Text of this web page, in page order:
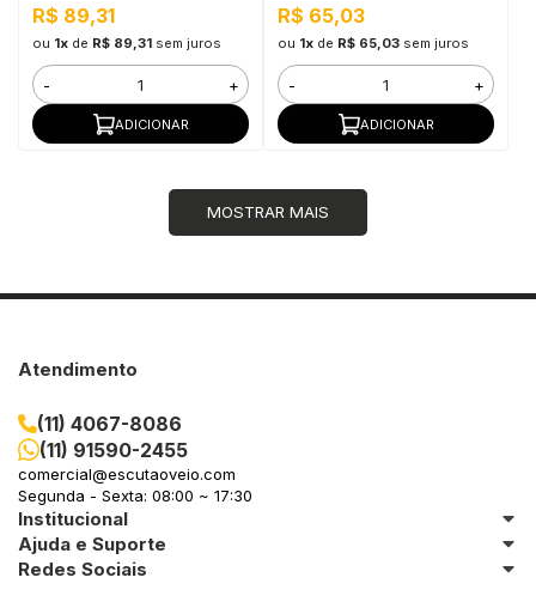
R$ 89,31
ou 1xde R$ 89,31 sem juros
- +
ADICIONAR
R$ 65,03
ou 1xde R$ 65,03 sem juros
- +
ADICIONAR
MOSTRAR MAIS
Atendimento
(11) 4067-8086
(11) 91590-2455
comercial@escutaoveio.com
Segunda - Sexta: 08:00 ~ 17:30
Institucional
Ajuda e Suporte
Redes Sociais